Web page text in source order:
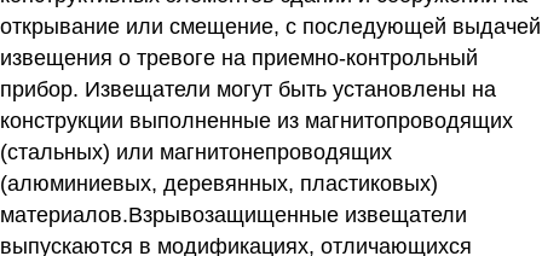
открывание или смещение, с последующей выдачей
извещения о тревоге на приемно-контрольный
прибор. Извещатели могут быть установлены на
конструкции выполненные из магнитопроводящих
(стальных) или магнитонепроводящих
(алюминиевых, деревянных, пластиковых)
материалов.Взрывозащищенные извещатели
выпускаются в модификациях, отличающихся